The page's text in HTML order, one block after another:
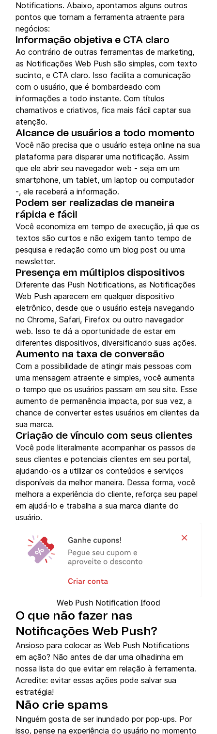
Notifications. Abaixo, apontamos alguns outros
pontos que tornam a ferramenta atraente para
negócios:
Informação objetiva e CTA claro
Ao contrário de outras ferramentas de marketing,
as Notificações Web Push são simples, com texto
sucinto, e CTA claro. Isso facilita a comunicação
com o usuário, que é bombardeado com
informações a todo instante. Com títulos
chamativos e criativos, fica mais fácil captar sua
atenção.
A lcance de usuários a todo momento
Você não precisa que o usuário esteja online na sua
plataforma para disparar uma notificação. Assim
que ele abrir seu navegador web - seja em um
smartphone, um tablet, um laptop ou computador
-, ele receberá a informação.
Podem ser realizadas de maneira
rápida e fácil
Você economiza em tempo de execução, já que os
textos são curtos e não exigem tanto tempo de
pesquisa e redação como um blog post ou uma
newsletter.
Presença em múltiplos dispositivos
Diferente das Push Notifications, as Notificações
Web Push aparecem em qualquer dispositivo
eletrônico, desde que o usuário esteja navegando
no Chrome, Safari, Firefox ou outro navegador
web. Isso te dá a oportunidade de estar em
diferentes dispositivos, diversificando suas ações.
Aumento na taxa de conversão
Com a possibilidade de atingir mais pessoas com
uma mensagem atraente e simples, você aumenta
o tempo que os usuários passam em seu site. Esse
aumento de permanência impacta, por sua vez, a
chance de converter estes usuários em clientes da
sua marca.
Criação de vínculo com seus clientes
Você pode literalmente acompanhar os passos de
seus clientes e potenciais clientes em seu portal,
ajudando-os a utilizar os conteúdos e serviços
disponíveis da melhor maneira. Dessa forma, você
melhora a experiência do cliente, reforça seu papel
em ajudá-lo e trabalha a sua marca diante do
usuário.
Web Push Notification Ifood
O que não fazer nas
Notificações Web Push?
Ansioso para colocar as Web Push Notifications
em ação? Não antes de dar uma olhadinha em
nossa lista do que evitar em relação à ferramenta.
Acredite: evitar essas ações pode salvar sua
estratégia!
Não crie spams
Ninguém gosta de ser inundado por pop-ups. Por
isso, pense na experiência do usuário no momento